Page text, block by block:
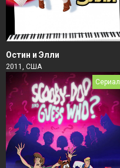
Остин и Элли
2011, США
Сериал